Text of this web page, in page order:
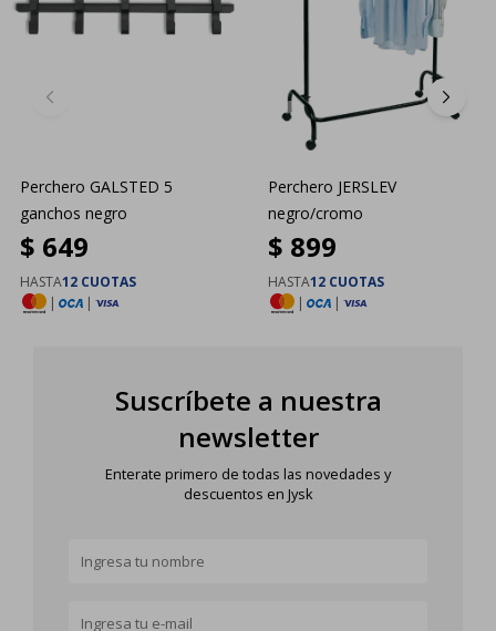
Perchero GALSTED 5
ganchos negro
$ 649
HASTA12 CUOTAS
|
|
Perchero JERSLEV
negro/cromo
$ 899
HASTA12 CUOTAS
|
|
Suscríbete a nuestra
newsletter
Enterate primero de todas las novedades y
descuentos en Jysk